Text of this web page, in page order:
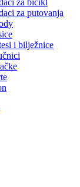
za bicikl
za putovanja
i bilježnice